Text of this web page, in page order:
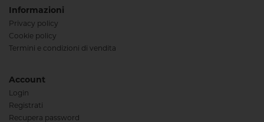
Informazioni
Privacy policy
Cookie policy
Termini e condizioni di vendita
Account
Login
Registrati
Recupera password